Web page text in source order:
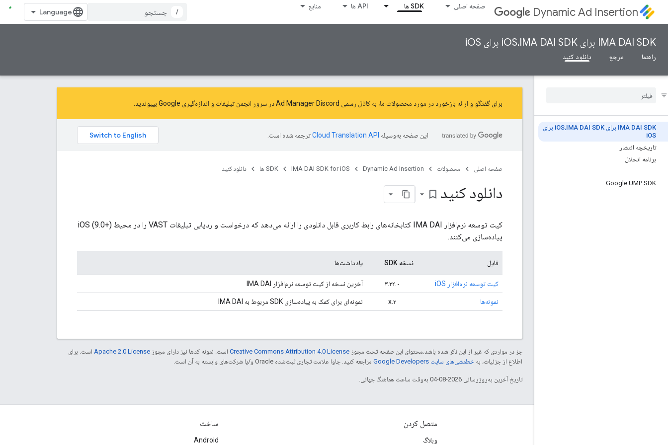
Dynamic Ad Insertion صفحه اصلی SDK ها API ها منابع
/
IMA DAI SDK برای iOS،IMA DAI SDK برای iOS
راهنما مرجع دانلود کنید
IMA DAI SDK برای i
OS،IMA DAI SDK برای
iOS
تاریخچه انتشار
برنامه انحلال
Google UMP SDK
برای گفتگو و ارائه بازخورد در مورد محصولات ما، به کانال رسمی Ad Manager Discord در سرور انجمن تبلیغات و اندازه‌گیری Google بپیوندید.
این صفحه به‌وسیله ترجمه شده است.
صفحه اصلی محصولات Dynamic Ad Insertion
IMA DAI SDK for iOS SDK ها دانلود کنید
دانلود کنید bookmark_border
کیت توسعه نرم‌افزار IMA DAI کتابخانه‌های رابط کاربری قابل دانلودی را ارائه می‌دهد که درخواست و ردیابی تبلیغات VAST را در محیط iOS (9.0+)
پیاده‌سازی می‌کنند.
فایل نسخه SDK یادداشت‌ها
کیت توسعه نرم‌افزار iOS ۳.۳۲.۰ آخرین نسخه از کیت توسعه نرم‌افزار IMA DAI
نمونه‌ها ۳.x نمونه‌ای برای کمک به پیاده‌سازی SDK مربوط به IMA DAI
جز در مواردی که غیر از این ذکر شده باشد،‌محتوای این صفحه تحت مجوز Creative Commons Attribution 4.0 License است. نمونه کدها نیز دارای مجوز Apache 2.0 License است. برای
اطلاع از جزئیات، به خطمشی‌های سایت Google Developers‏ مراجعه کنید. جاوا علامت تجاری ثبت‌شده Oracle و/یا شرکت‌های وابسته به آن است.
تاریخ آخرین به‌روزرسانی 2026-08-04 به‌وقت ساعت هماهنگ جهانی.
متصل کردن
وبلاگ
ساخت
Android